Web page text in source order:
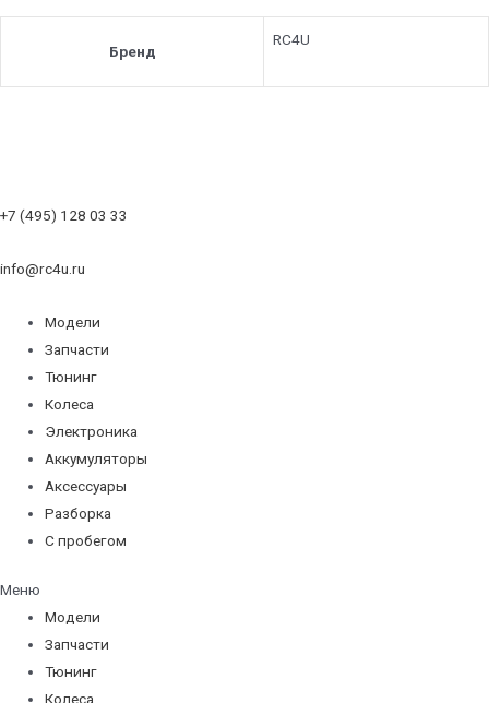
Бренд
RC4U
+7 (495) 128 03 33
info@rc4u.ru
Модели
Запчасти
Тюнинг
Колеса
Электроника
Аккумуляторы
Аксессуары
Разборка
С пробегом
Меню
Модели
Запчасти
Тюнинг
Колеса